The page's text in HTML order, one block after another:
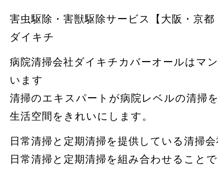
害虫駆除・害獣駆除サービス【大阪・京
ダイキチ
病院清掃会社ダイキチカバーオールはマ
います
清掃のエキスパートが病院レベルの清掃
生活空間をきれいにします。
日常清掃と定期清掃を提供している清掃
日常清掃と定期清掃を組み合わせること